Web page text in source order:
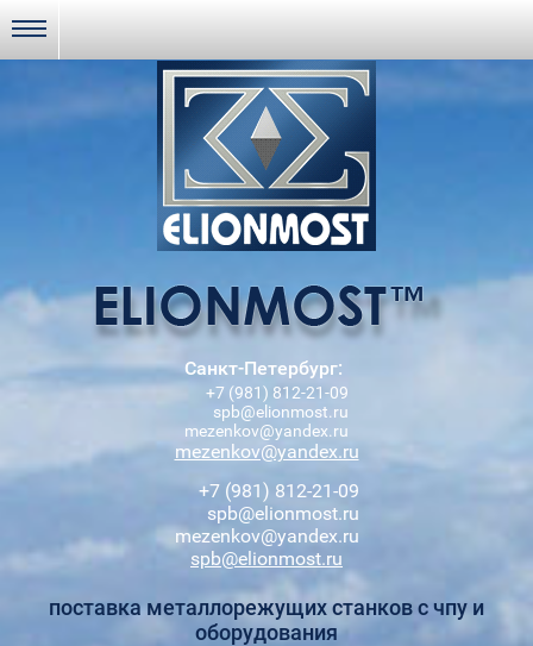
Санкт-Петербург:
+7 (981) 812-21-09
spb@elionmost.ru
mezenkov@yandex.ru
mezenkov@yandex.ru
+7 (981) 812-21-09
spb@elionmost.ru
mezenkov@yandex.ru
spb@elionmost.ru
поставка металлорежущих станков с чпу и
оборудования